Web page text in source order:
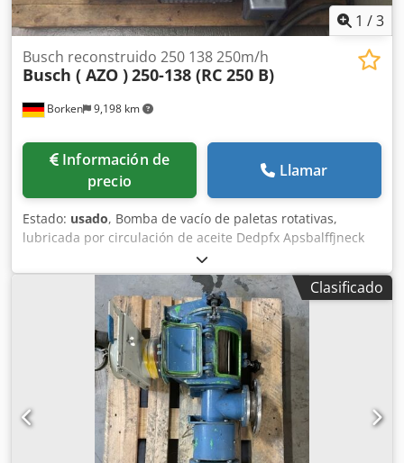
1 /3
Borken 9,198 km
Busch reconstruido 250 138 250m/h
Busch ( AZO )250-138 (RC 250 B)
Información de
precio
Llamar
Estado: usado, Bomba de vacío de paletas rotativas,
lubricada por circulación de aceite Dedpfx Apsbalffjneck
Fabricante: Busch Modelo: 250-138 (RC 250 B) Estado:
Revisada Garantía: 12 meses Capacidad de aspiración:
aprox. 250 m³/h Presión final: aprox. 20 mbar Fluido de
operación: Aceite mineral Accesorios: Filtro de aspiración
Nivel de aceite (aceite mineral) Manual de instrucciones
Plazo de entrega: disponible en stock (Se reserva el
derecho a venta previa, hay varias unidades disponibles)
Clasificado